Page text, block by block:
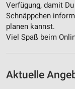
Verfügung, damit
Schnäppchen
planen kannst.
Viel Spaß beim
Aktuelle